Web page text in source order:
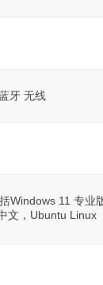
牙 无线
Windows 11 专业
文，Ubuntu Linux